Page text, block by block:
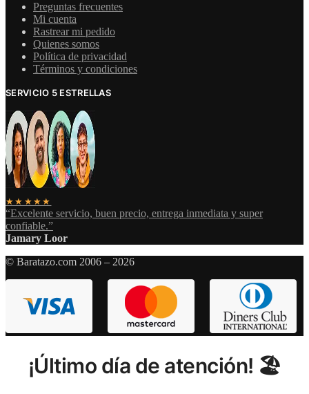
Preguntas frecuentes
Mi cuenta
Rastrear mi pedido
Quienes somos
Política de privacidad
Términos y condiciones
SERVICIO 5 ESTRELLAS
★★★★★
“Excelente servicio, buen precio, entrega inmediata y super
confiable.”
Jamary Loor
© Baratazo.com 2006 – 2026
¡Último día de atención! 🏖️